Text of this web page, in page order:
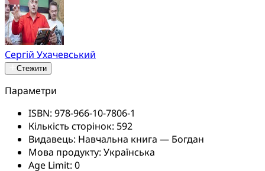
Сергій Ухачевський
Стежити
Параметри
ISBN: 978-966-10-7806-1
Кількість сторінок: 592
Видавець: Навчальна книга — Богдан
Мова продукту: Українська
Age Limit: 0